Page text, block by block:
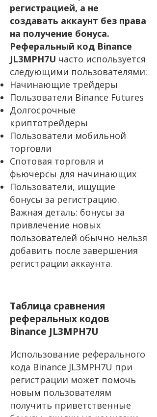
регистрацией, а не
создавать аккаунт без права
на получение бонуса.
Реферальный код Binance
JL3MPH7U часто используется
следующими пользователями:
Начинающие трейдеры
Пользователи Binance Futures
Долгосрочные
криптотрейдеры
Пользователи мобильной
торговли
Спотовая торговля и
фьючерсы для начинающих
Пользователи, ищущие
бонусы за регистрацию.
Важная деталь: бонусы за
привлечение новых
пользователей обычно нельзя
добавить после завершения
регистрации аккаунта.
Таблица сравнения
реферальных кодов
Binance JL3MPH7U
Использование реферального
кода Binance JL3MPH7U при
регистрации может помочь
новым пользователям
получить приветственные